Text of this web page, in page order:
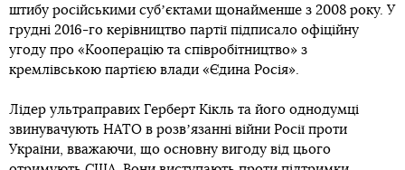
штибу російськими субʼєктами щонайменше з 2008 року. У
грудні 2016-го керівництво партії підписало офіційну
угоду про «Кооперацію та співробітництво» з
кремлівською партією влади «Єдина Росія».
Лідер ультраправих Герберт Кікль та його однодумці
звинувачують НАТО в розвʼязанні війни Росії проти
України, вважаючи, що основну вигоду від цього